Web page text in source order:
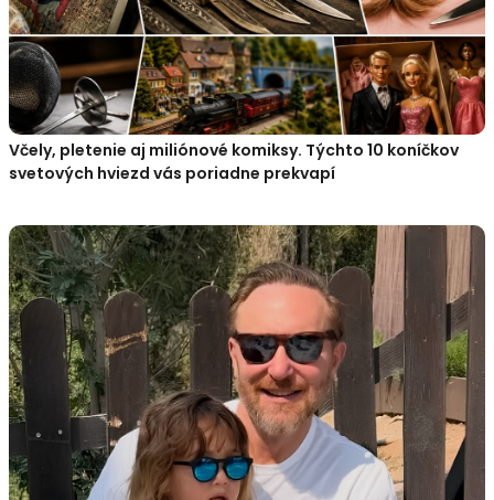
Včely, pletenie aj miliónové komiksy. Týchto 10 koníčkov
svetových hviezd vás poriadne prekvapí